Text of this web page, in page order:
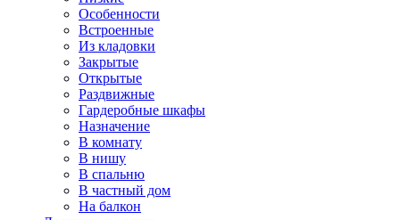
Особенности
Встроенные
Из кладовки
Закрытые
Открытые
Раздвижные
Гардеробные шкафы
Назначение
В комнату
В нишу
В спальню
В частный дом
На балкон